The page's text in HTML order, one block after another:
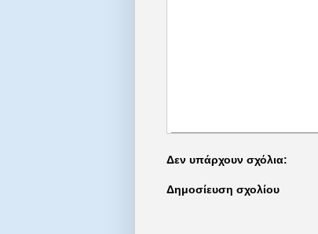
Δεν υπάρχουν σχόλια:
Δημοσίευση σχολίου